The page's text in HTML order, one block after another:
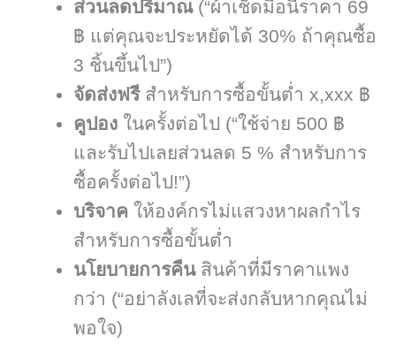
ส่วนลดปริมาณ(“ผ้าเช็ดมือนี้ราคา 69
฿ แต่คุณจะประหยัดได้ 30% ถ้าคุณซื้อ
3 ชิ้นขึ้นไป”)
จัดส่งฟรี สำหรับการซื้อขั้นต่ำ x,xxx ฿
คูปอง ในครั้งต่อไป (“ใช้จ่าย 500 ฿
และรับไปเลยส่วนลด 5 % สำหรับการ
ซื้อครั้งต่อไป!”)
บริจาค ให้องค์กรไม่แสวงหาผลกำไร
สำหรับการซื้อขั้นต่ำ
นโยบายการคืน สินค้าที่มีราคาแพง
กว่า (“อย่าลังเลที่จะส่งกลับหากคุณไม่
พอใจ)